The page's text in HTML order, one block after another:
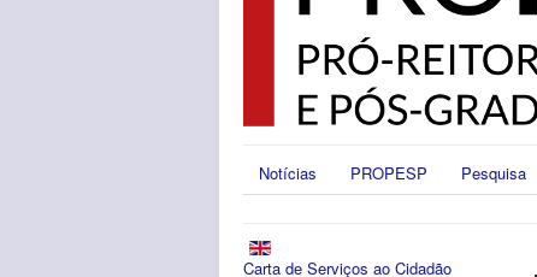
Notícias PROPESP Pesquisa
Carta de Serviços ao Cidadão